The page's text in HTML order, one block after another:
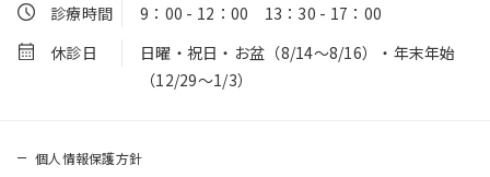
診療時間
9：00 - 12：00 13：30 - 17：00
休診日
日曜・祝日・お盆（8/14～8/16）・年末年始
（12/29～1/3）
個人情報保護方針